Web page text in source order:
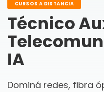
CURSOS A DISTANCIA
Técnico
IA
Dominá redes, fibra